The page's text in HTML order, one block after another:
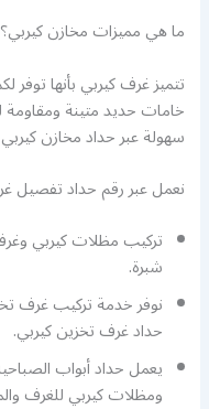
ما هي مميزات مخازن كيربي؟
تتميز غرف كيربي بأنها
خامات حديد متينة ومقاومة
سهولة عبر حداد مخازن
نعمل عبر رقم حداد تفصيل
تركيب مظلات كيربي
شبرة.
نوفر خدمة تركيب غرف
حداد غرف تخزين كيربي.
يعمل حداد أبواب
ومظلات كيربي للغرف